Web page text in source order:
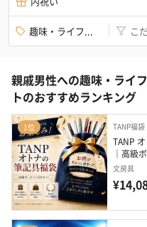
趣味・ライフ... こ
親戚男性への趣味・ライ
トのおすすめランキング
1位 TANP福袋
TANP
｜高級
文房具